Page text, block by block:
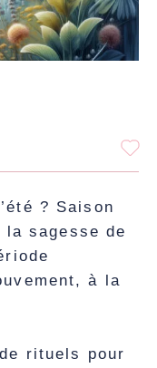
? Saison
sagesse de
à la
rituels pour